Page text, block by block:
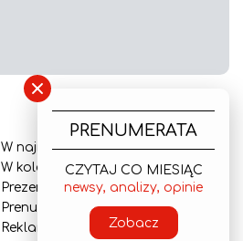
W najnowszym wydaniu
W kolejnym numerze
Prezentacja gazety
Prenumerata
Reklama
×
PRENUMERATA
CZYTAJ CO MIESIĄC
newsy, analizy, opinie
Zobacz